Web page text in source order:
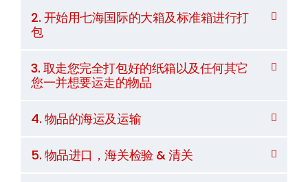
2. 开始用七海国际的大箱及标准箱进行打
包
3. 取走您完全打包好的纸箱以及任何其它
您一并想要运走的物品
4. 物品的海运及运输
5. 物品进口，海关检验 & 清关